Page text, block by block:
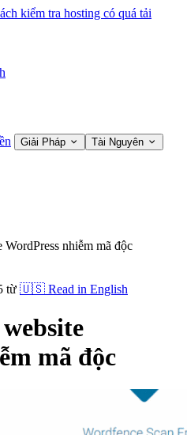
kiểm tra hosting có quá tải
Giải Pháp Tài Nguyên
nhiễm mã độc
từ 🇺🇸 Read in English
mã độc